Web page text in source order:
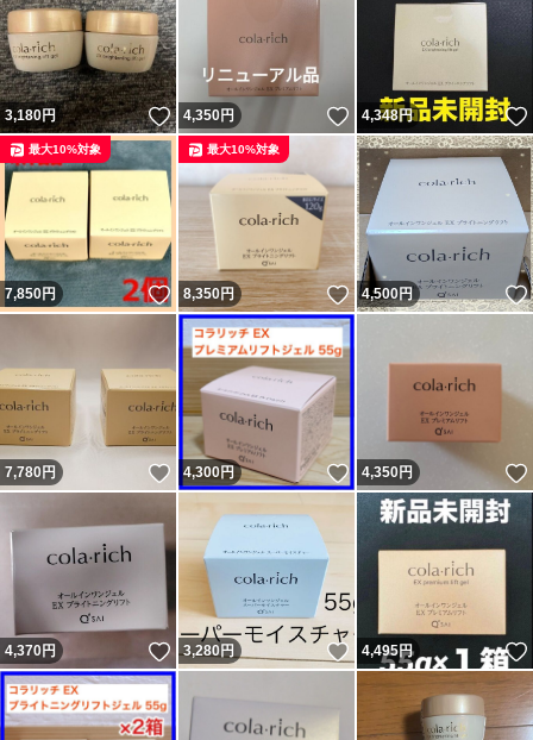
3,180円 いいね！
4,350円 いいね！
4,348円
7,850円 いいね！
最大10%対象
8,350円 いいね！
最大10%対象
4,500円
7,780円 いいね！
4,300円 いいね！
4,350円
4,370円 いいね！
3,280円 いいね！
4,495円